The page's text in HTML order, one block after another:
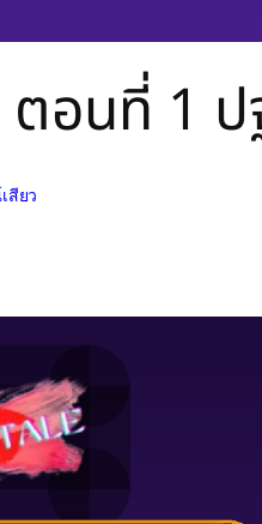
อนที่ 1
สียว